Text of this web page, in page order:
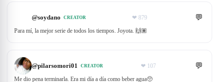
@soydano CREATOR ❤ 879 💬
Para mí, la mejor serie de todos los tiempos. Joyota. 🙌🏽
@pilarsomori01 CREATOR ❤ 107 💬
Me dio pena terminarla. Era mi día a día como beber agua🥺